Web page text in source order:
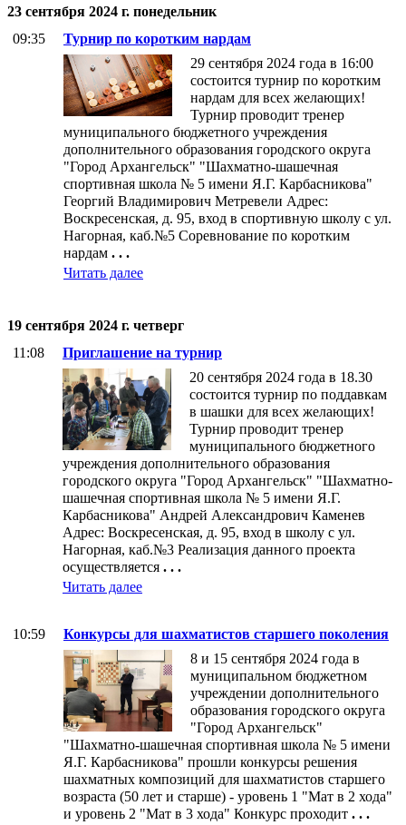
23 сентября 2024 г. понедельник
09:35
Турнир по коротким нардам
29 сентября 2024 года в 16:00
состоится турнир по коротким
нардам для всех желающих!
Турнир проводит тренер
муниципального бюджетного учреждения
дополнительного образования городского округа
"Город Архангельск" "Шахматно-шашечная
спортивная школа № 5 имени Я.Г. Карбасникова"
Георгий Владимирович Метревели Адрес:
Воскресенская, д. 95, вход в спортивную школу с ул.
Нагорная, каб.№5 Соревнование по коротким
нардам . . .
Читать далее
19 сентября 2024 г. четверг
11:08
Приглашение на турнир
20 сентября 2024 года в 18.30
состоится турнир по поддавкам
в шашки для всех желающих!
Турнир проводит тренер
муниципального бюджетного
учреждения дополнительного образования
городского округа "Город Архангельск" "Шахматно-
шашечная спортивная школа № 5 имени Я.Г.
Карбасникова" Андрей Александрович Каменев
Адрес: Воскресенская, д. 95, вход в школу с ул.
Нагорная, каб.№3 Реализация данного проекта
осуществляется . . .
Читать далее
10:59
Конкурсы для шахматистов старшего поколения
8 и 15 сентября 2024 года в
муниципальном бюджетном
учреждении дополнительного
образования городского округа
"Город Архангельск"
"Шахматно-шашечная спортивная школа № 5 имени
Я.Г. Карбасникова" прошли конкурсы решения
шахматных композиций для шахматистов старшего
возраста (50 лет и старше) - уровень 1 "Мат в 2 хода"
и уровень 2 "Мат в 3 хода" Конкурс проходит . . .